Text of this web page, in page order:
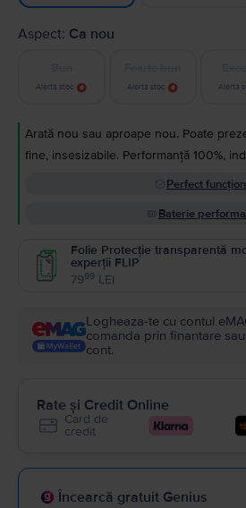
Aspect: Ca nou
Alertă stoc Alertă stoc Alertă
Arată nou sau aproape nou. Poate
fine, insesizabile. Performanță 100%,
Perfect
Baterie
Folie Protecție transparentă
experții FLIP
7999 LEI
Logheaza-te cu contul
comanda prin finantare
cont.
Rate și Credit Online
Card de
credit
Încearcă gratuit Genius